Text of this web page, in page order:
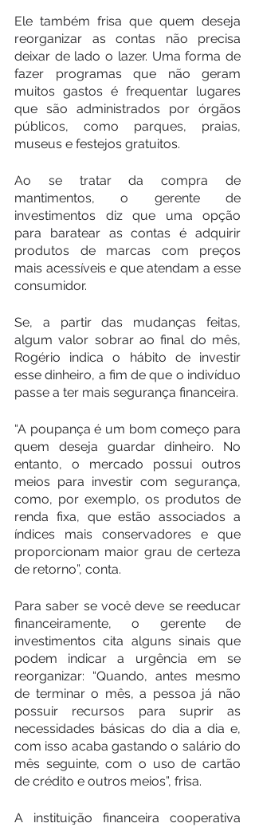
Ele também frisa que quem deseja
reorganizar as contas não precisa
deixar de lado o lazer. Uma forma de
fazer programas que não geram
muitos gastos é frequentar lugares
que são administrados por órgãos
públicos, como parques, praias,
museus e festejos gratuitos.
Ao se tratar da compra de
mantimentos, o gerente de
investimentos diz que uma opção
para baratear as contas é adquirir
produtos de marcas com preços
mais acessíveis e que atendam a esse
consumidor.
Se, a partir das mudanças feitas,
algum valor sobrar ao final do mês,
Rogério indica o hábito de investir
esse dinheiro, a fim de que o indivíduo
passe a ter mais segurança financeira.
“A poupança é um bom começo para
quem deseja guardar dinheiro. No
entanto, o mercado possui outros
meios para investir com segurança,
como, por exemplo, os produtos de
renda fixa, que estão associados a
índices mais conservadores e que
proporcionam maior grau de certeza
de retorno”, conta.
Para saber se você deve se reeducar
financeiramente, o gerente de
investimentos cita alguns sinais que
podem indicar a urgência em se
reorganizar: “Quando, antes mesmo
de terminar o mês, a pessoa já não
possuir recursos para suprir as
necessidades básicas do dia a dia e,
com isso acaba gastando o salário do
mês seguinte, com o uso de cartão
de crédito e outros meios”, frisa.
A instituição financeira cooperativa